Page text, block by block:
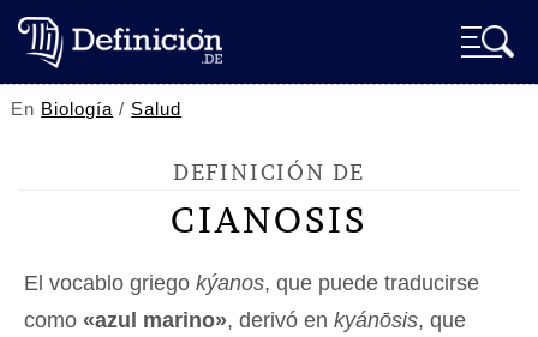
En Biología / Salud
DEFINICIÓN DE
CIANOSIS
El vocablo griego kýanos, que puede traducirse
como «azul marino», derivó en kyánōsis, que